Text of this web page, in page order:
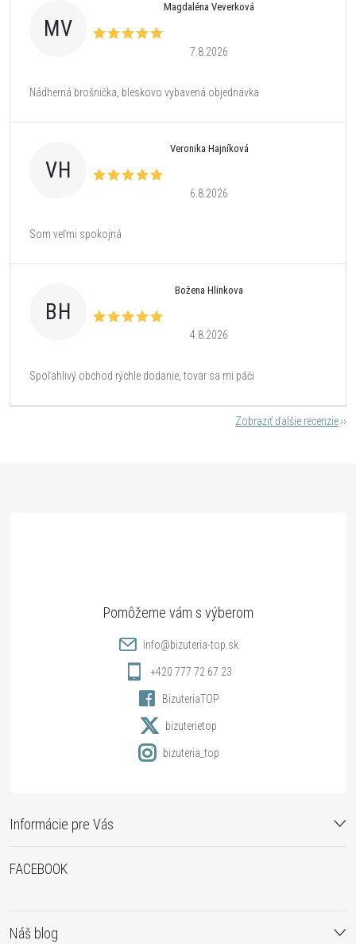
MV
Magdaléna Veverková
7.8.2026
Nádherná brošnička, bleskovo vybavená objednávka
VH
Veronika Hajníková
6.8.2026
Som veľmi spokojná
BH
Božena Hlinkova
4.8.2026
Spoľahlivý obchod rýchle dodanie, tovar sa mi páči
Zobraziť ďalšie recenzie
Informácie pre Vás
info@bizuteria-top.sk
+420 777 72 67 23
BizuteriaTOP
bizuterietop
bizuteria_top
FACEBOOK
Náš blog